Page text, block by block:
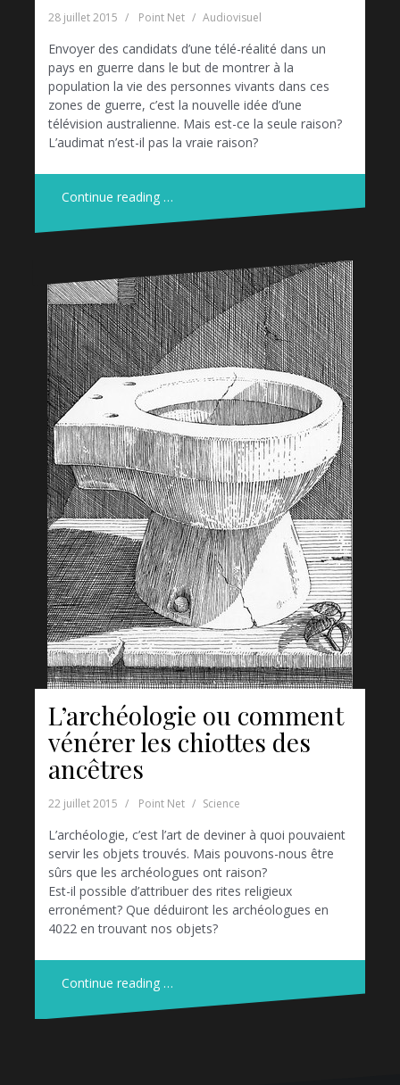
28 juillet 2015 Point Net Audiovisuel
Envoyer des candidats d’une télé-réalité dans un
pays en guerre dans le but de montrer à la
population la vie des personnes vivants dans ces
zones de guerre, c’est la nouvelle idée d’une
télévision australienne. Mais est-ce la seule raison?
L’audimat n’est-il pas la vraie raison?
Continue reading …
L’archéologie ou comment
vénérer les chiottes des
ancêtres
22 juillet 2015 Point Net Science
L’archéologie, c’est l’art de deviner à quoi pouvaient
servir les objets trouvés. Mais pouvons-nous être
sûrs que les archéologues ont raison?
Est-il possible d’attribuer des rites religieux
erronément? Que déduiront les archéologues en
4022 en trouvant nos objets?
Continue reading …